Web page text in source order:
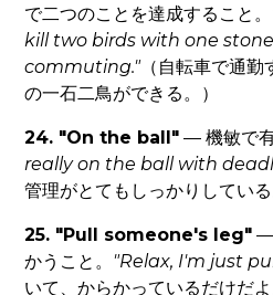
で二つのことを達成すること。
kill two birds with one
commuting."（自転車で通勤
の一石二鳥ができる。）
24. "On the ball" — 機敏で有
really on the ball with
管理がとてもしっかりしている
25. "Pull someone's leg" —
かうこと。 "Relax, I'm just
いて、からかっているだけだよ